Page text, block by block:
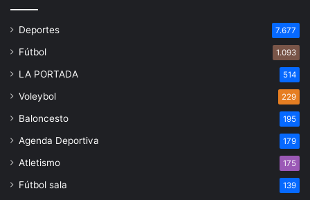
Deportes 7.677
Fútbol 1.093
LA PORTADA 514
Voleybol 229
Baloncesto 195
Agenda Deportiva 179
Atletismo 175
Fútbol sala 139